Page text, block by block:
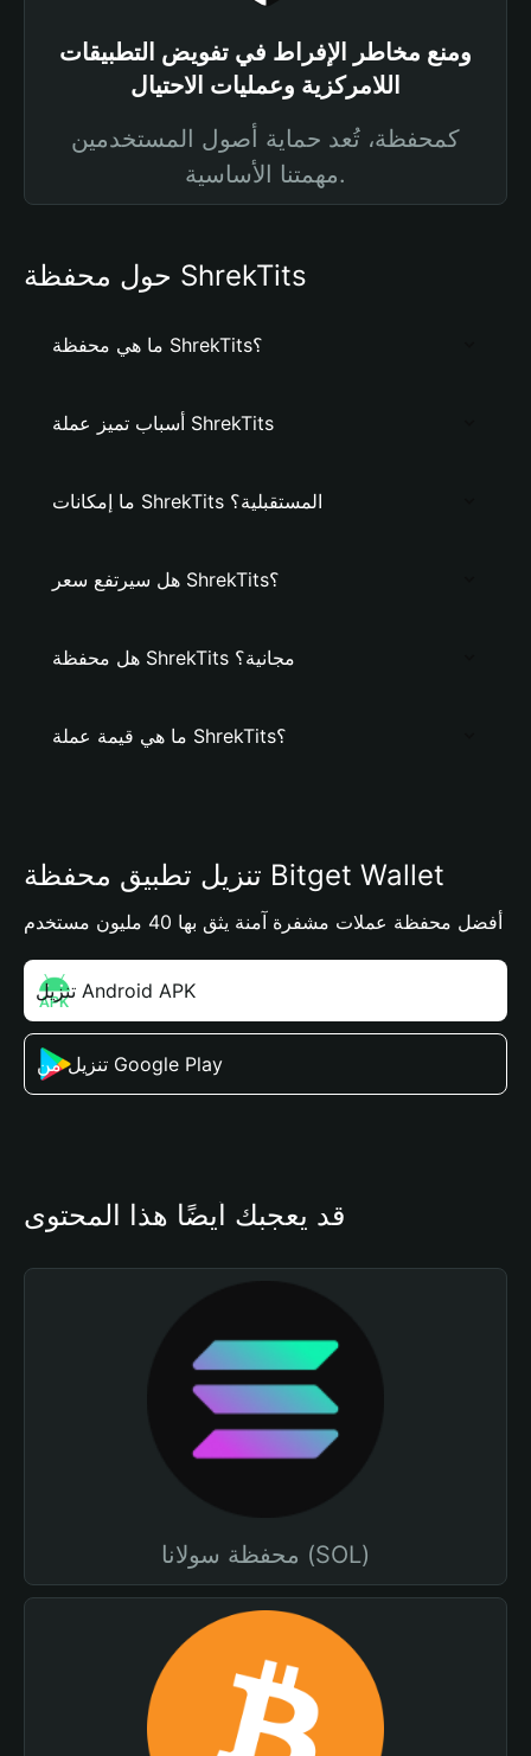
ومنع مخاطر الإفراط في تفويض التطبيقات
اللامركزية وعمليات الاحتيال
كمحفظة، تُعد حماية أصول المستخدمين
مهمتنا الأساسية.
حول محفظة ShrekTits
ما هي محفظة ShrekTits؟
أسباب تميز عملة ShrekTits
ما إمكانات ShrekTits المستقبلية؟
هل سيرتفع سعر ShrekTits؟
هل محفظة ShrekTits مجانية؟
ما هي قيمة عملة ShrekTits؟
تنزيل تطبيق محفظة Bitget Wallet
أفضل محفظة عملات مشفرة آمنة يثق بها 40 مليون مستخدم
تنزيل Android APK
تنزيل من Google Play
قد يعجبك أيضًا هذا المحتوى
محفظة سولانا (SOL)